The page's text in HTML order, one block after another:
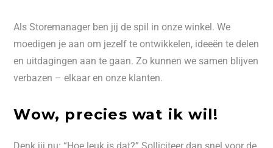
Als Storemanager ben jij de spil in onze winkel. We
moedigen je aan om jezelf te ontwikkelen, ideeën te delen
en uitdagingen aan te gaan. Zo kunnen we samen blijven
verbazen – elkaar en onze klanten.
Wow, precies wat ik wil!